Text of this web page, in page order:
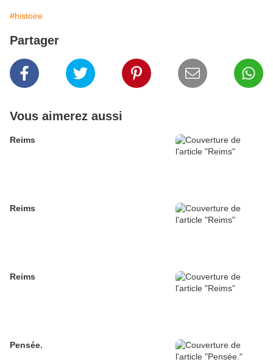
#histoire
Partager
Vous aimerez aussi
Reims
Reims
Reims
Pensée.